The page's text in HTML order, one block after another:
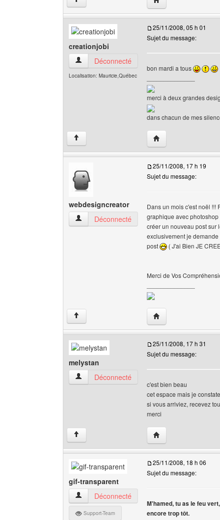
creationjobi
creationjobi Voir le profil de l'utilisateur
Déconnecté
Localisation: Mauricie,Québec
25/11/2008, 05 h 01
Sujet du message:
bon mardi a tous
merci à deux grandes
dans chacun de mes
↑ Visiter le site web
webdesigncreator
webdesigncreator Voir le profil de l'utilisateur
Déconnecté
25/11/2008, 17 h 19
Sujet du message:
Dans un mois c'est noël !!!
graphique avec
créer un nouveau post sur
exclusivement je
post
( J'ai Bien JE
Merci de Vos
↑ Visiter le site web
melystan
melystan Voir le profil de l'utilisateur
Déconnecté
25/11/2008, 17 h 31
Sujet du message:
c'est bien beau
cet espace mais je
si vous arriviez, recevez
merci
↑ Visiter le site web
gif-transparent
gif-transparent Voir le profil de l'utilisateur
Déconnecté
Support-Team
25/11/2008, 18 h 06
Sujet du message:
M'hamed, tu as le feu
encore trop tôt.